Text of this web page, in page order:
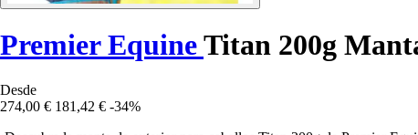
Premier EquineTitan 200g
Desde
274,00 € 181,42 € -34%